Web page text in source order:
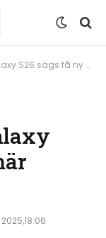
sägs få ny primär kamera